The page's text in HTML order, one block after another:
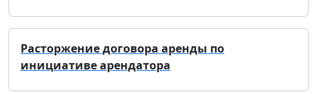
Расторжение договора аренды по
инициативе арендатора